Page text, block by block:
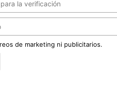
de marketing ni publicitarios.